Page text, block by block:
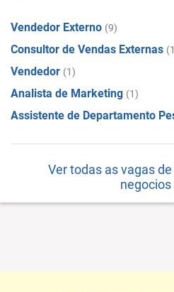
Vendedor Externo (9)
Consultor de Vendas Externas
Vendedor (1)
Analista de Marketing (1)
Assistente de Departamento
Ver todas as vagas
negocios